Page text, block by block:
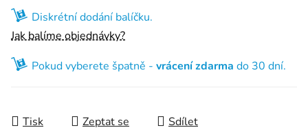
Diskrétní dodání balíčku.
Jak balíme objednávky?
Pokud vyberete špatně - vrácení zdarma do 30 dní.
Tisk Zeptat se Sdílet